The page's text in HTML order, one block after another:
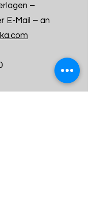
–
E-Mail – an